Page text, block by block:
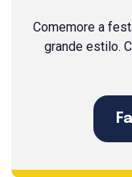
Comemore a
grande estilo.